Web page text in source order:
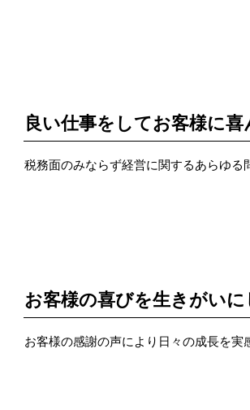
良い仕事をしてお客様に
税務面のみならず経営に関するあらゆ
お客様の喜びを生きがい
お客様の感謝の声により日々の成長を